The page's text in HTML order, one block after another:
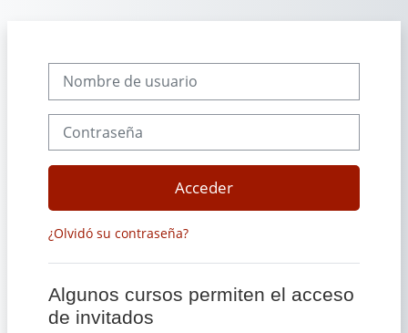
Nombre de usuario
Acceder
¿Olvidó su contraseña?
Algunos cursos permiten el acceso
de invitados